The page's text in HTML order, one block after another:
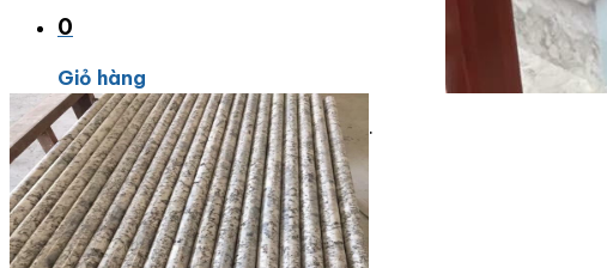
0
Giỏ hàng
Chưa có sản phẩm trong giỏ hàng.